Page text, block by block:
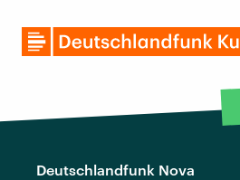
Deutschlandfunk Nova